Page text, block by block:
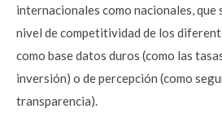
internacionales como nacionales, que
nivel de competitividad de los
como base datos duros (como las
inversión) o de percepción (como
transparencia).